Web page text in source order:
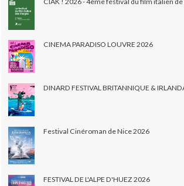
CINEMA PARADISO LOUVRE 2026
DINARD FESTIVAL BRITANNIQUE &
Festival Cinéroman de Nice 2026
FESTIVAL DE L'ALPE D'HUEZ 2026